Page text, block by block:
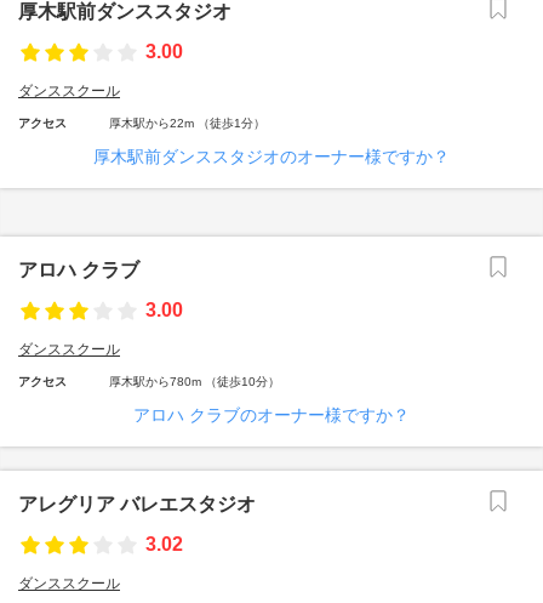
厚木駅前ダンススタジオ
3.00
ダンススクール
アクセス 厚木駅から22m （徒歩1分）
厚木駅前ダンススタジオのオーナー様ですか？
アロハ クラブ
3.00
ダンススクール
アクセス 厚木駅から780m （徒歩10分）
アロハ クラブのオーナー様ですか？
アレグリア バレエスタジオ
3.02
ダンススクール